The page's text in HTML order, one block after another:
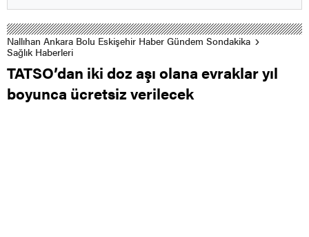
Nallıhan Ankara Bolu Eskişehir Haber Gündem Sondakika
Sağlık Haberleri
TATSO’dan iki doz aşı olana evraklar yıl
boyunca ücretsiz verilecek